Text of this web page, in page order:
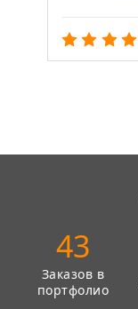
43
Заказов в
портфолио